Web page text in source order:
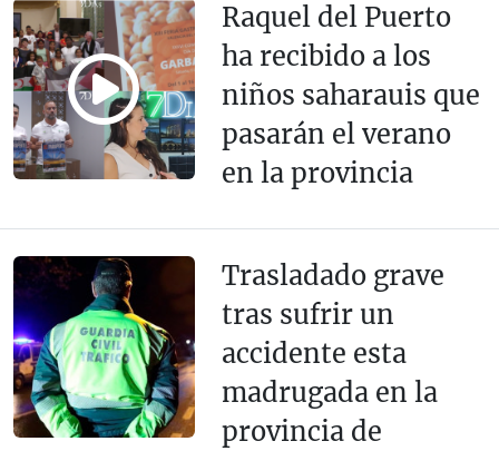
Raquel del Puerto
ha recibido a los
niños saharauis que
pasarán el verano
en la provincia
Trasladado grave
tras sufrir un
accidente esta
madrugada en la
provincia de